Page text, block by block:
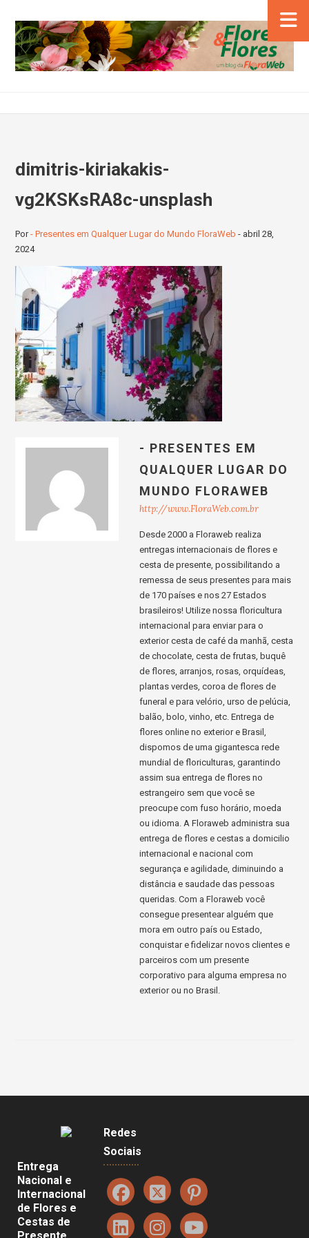
dimitris-kiriakakis-
vg2KSKsRA8c-unsplash
Por- Presentes em Qualquer Lugar do Mundo FloraWeb - abril 28,
2024
- PRESENTES EM
QUALQUER LUGAR DO
MUNDO FLORAWEB
http://www.FloraWeb.com.br
Desde 2000 a Floraweb realiza
entregas internacionais de flores e
cesta de presente, possibilitando a
remessa de seus presentes para mais
de 170 países e nos 27 Estados
brasileiros! Utilize nossa floricultura
internacional para enviar para o
exterior cesta de café da manhã, cesta
de chocolate, cesta de frutas, buquê
de flores, arranjos, rosas, orquídeas,
plantas verdes, coroa de flores de
funeral e para velório, urso de pelúcia,
balão, bolo, vinho, etc. Entrega de
flores online no exterior e Brasil,
dispomos de uma gigantesca rede
mundial de floriculturas, garantindo
assim sua entrega de flores no
estrangeiro sem que você se
preocupe com fuso horário, moeda
ou idioma. A Floraweb administra sua
entrega de flores e cestas a domicilio
internacional e nacional com
segurança e agilidade, diminuindo a
distância e saudade das pessoas
queridas. Com a Floraweb você
consegue presentear alguém que
mora em outro país ou Estado,
conquistar e fidelizar novos clientes e
parceiros com um presente
corporativo para alguma empresa no
exterior ou no Brasil.
Entrega
Nacional e
Internacional
de Flores e
Cestas de
Redes
Sociais